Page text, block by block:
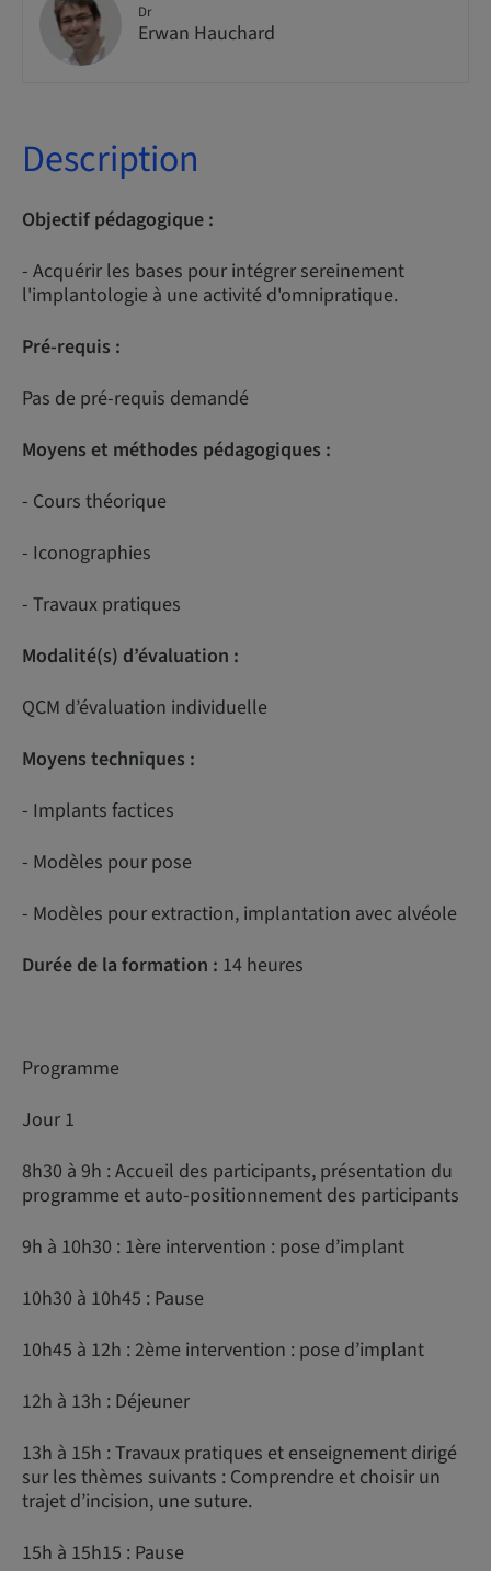
Dr
Erwan Hauchard
Description
Objectif pédagogique :
- Acquérir les bases pour intégrer sereinement
l'implantologie à une activité d'omnipratique.
Pré-requis :
Pas de pré-requis demandé
Moyens et méthodes pédagogiques :
- Cours théorique
- Iconographies
- Travaux pratiques
Modalité(s) d’évaluation :
QCM d’évaluation individuelle
Moyens techniques :
- Implants factices
- Modèles pour pose
- Modèles pour extraction, implantation avec alvéole
Durée de la formation : 14 heures
Programme
Jour 1
8h30 à 9h : Accueil des participants, présentation du
programme et auto-positionnement des participants
9h à 10h30 : 1ère intervention : pose d’implant
10h30 à 10h45 : Pause
10h45 à 12h : 2ème intervention : pose d’implant
12h à 13h : Déjeuner
13h à 15h : Travaux pratiques et enseignement dirigé
sur les thèmes suivants : Comprendre et choisir un
trajet d’incision, une suture.
15h à 15h15 : Pause